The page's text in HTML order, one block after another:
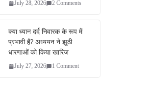
July 28, 2026 2 Comments
क्या ध्यान दर्द निवारक के रूप में
प्रभावी है? अध्ययन ने झूठी
धारणाओं को किया खारिज
July 27, 2026 1 Comment